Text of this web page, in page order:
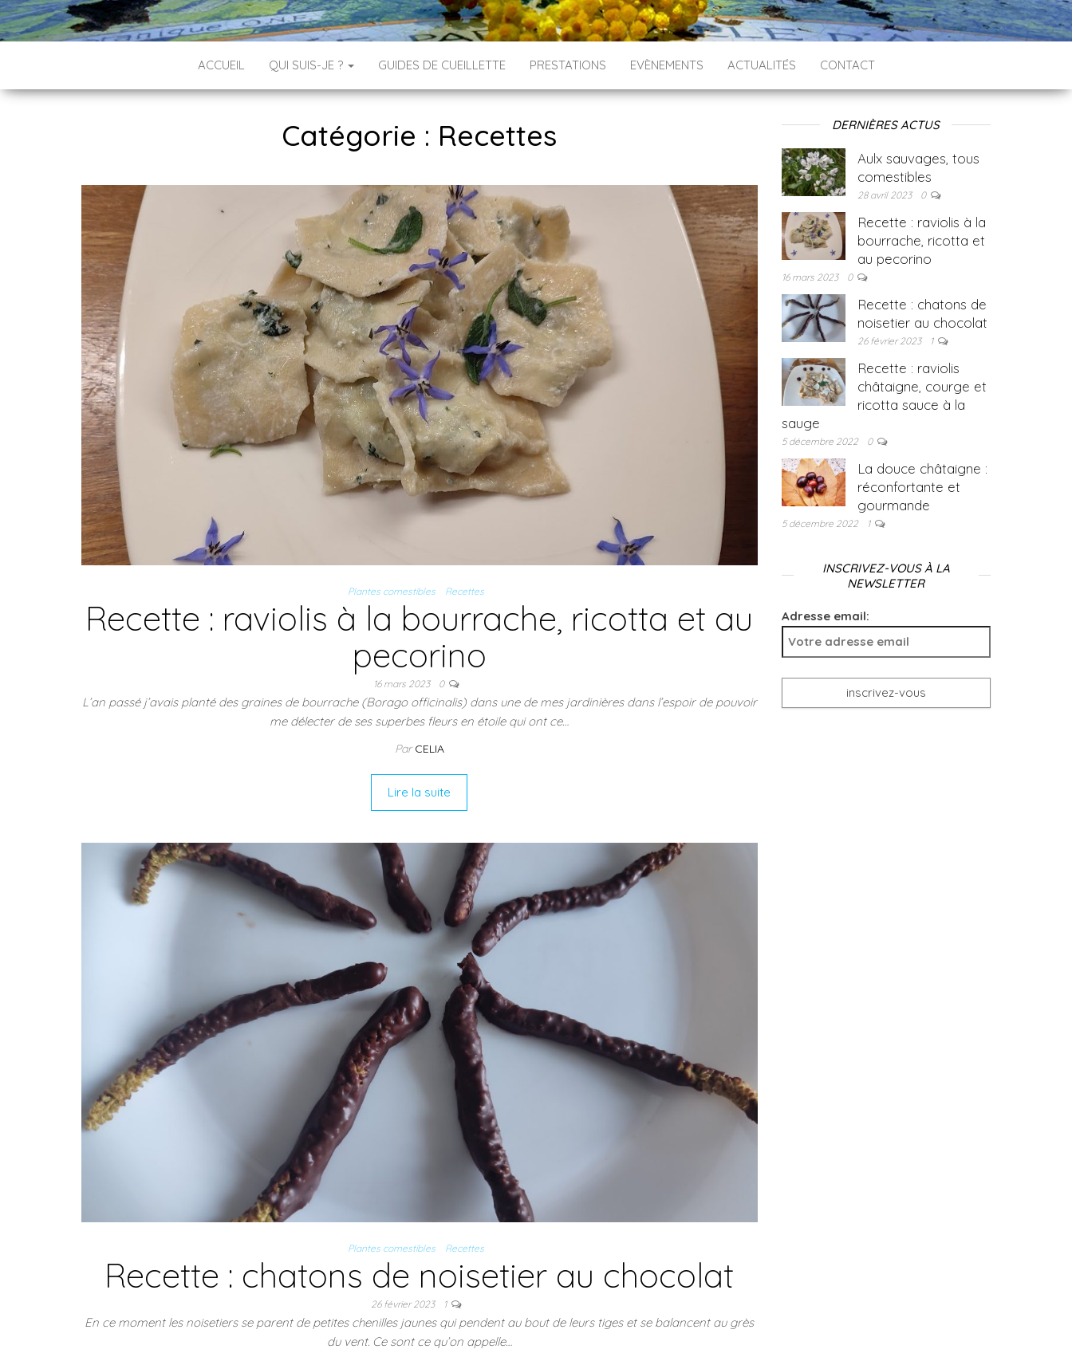
ACCUEIL QUI SUIS-JE ? GUIDES DE CUEILLETTE PRESTATIONS EVÈNEMENTS ACTUALITÉS CONTACT
Catégorie : Recettes
Plantes comestibles Recettes
Recette : raviolis à la bourrache, ricotta et au
pecorino
16 mars 2023 0
L’an passé j’avais planté des graines de bourrache (Borago officinalis) dans une de mes jardinières dans l’espoir de pouvoir
me délecter de ses superbes fleurs en étoile qui ont ce…
ParCELIA
Lire la suite
Plantes comestibles Recettes
Recette : chatons de noisetier au chocolat
26 février 2023 1
En ce moment les noisetiers se parent de petites chenilles jaunes qui pendent au bout de leurs tiges et se balancent au grès
du vent. Ce sont ce qu’on appelle…
DERNIÈRES ACTUS
Aulx sauvages, tous
comestibles
28 avril 2023 0
Recette : raviolis à la
bourrache, ricotta et
au pecorino
16 mars 2023 0
Recette : chatons de
noisetier au chocolat
26 février 2023 1
Recette : raviolis
châtaigne, courge et
ricotta sauce à la
sauge
5 décembre 2022 0
La douce châtaigne :
réconfortante et
gourmande
5 décembre 2022 1
INSCRIVEZ-VOUS À LA
NEWSLETTER
Adresse email: